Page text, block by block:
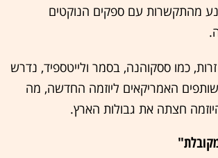
מהתקשרות עם ספקים הנוקטים
כמו ססקוהנה, בסמר ולייטספיד, נדרש
האמריקאים ליוזמה החדשה, מה
חצתה את גבולות הארץ.